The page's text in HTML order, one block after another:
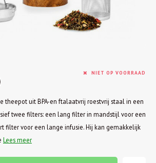
NIET OP VOORRAAD
theepot uit BPA-en ftalaatvrij roestvrij staal in een
twee filters: een lang filter in mandstijl voor een
filter voor een lange infusie. Hij kan gemakkelijk
Lees meer